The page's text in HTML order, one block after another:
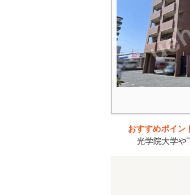
おすすめポイン
光学院大学や